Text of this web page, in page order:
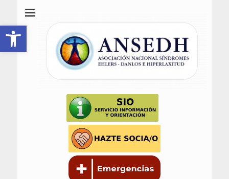
Abrir barra de herramientas